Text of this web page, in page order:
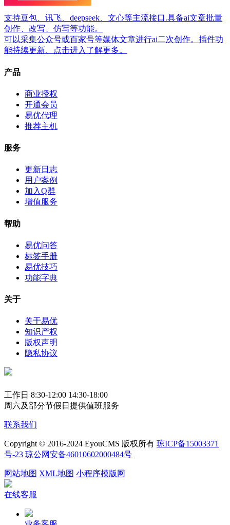
支持豆包、讯飞、deepseek、文心等主流接口.具备ai文章批量
创作、改写、仿写等功能。
可以采集公众号或百家号等媒体文章进行ai二次创作。插件功
能持续更新、点击进入了解更多。
产品
商业授权
开通会员
易优代理
推荐主机
服务
更新日志
用户案例
加入Q群
增值服务
帮助
易优问答
标签手册
易优技巧
功能字典
关于
关于易优
知识产权
版权声明
隐私协议
工作日 8:30-12:00 14:30-18:00
周六及部分节假日提供值班服务
联系我们
Copyright © 2016-2024 EyouCMS 版权所有 琼ICP备15003371
号-23 琼公网安备46010602000484号
网站地图 XML地图 小程序模版网
在线客服